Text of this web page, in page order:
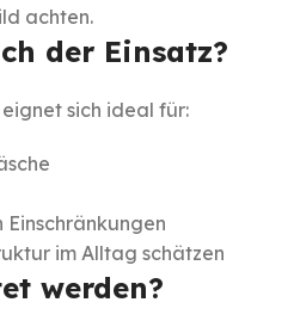
achten.
der Einsatz?
sich ideal für:
Einschränkungen
im Alltag schätzen
werden?